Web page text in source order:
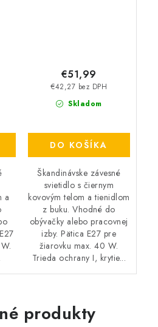
a
Skladom
€42,27 bez DPH
€51,99
DO KOŠÍKA
Škandinávske závesné
svietidlo s čiernym
kovovým telom a tienidlom
z buku. Vhodné do
obývačky alebo pracovnej
izby. Pätica E27 pre
žiarovku max. 40 W.
Trieda ochrany I, krytie...
produkty